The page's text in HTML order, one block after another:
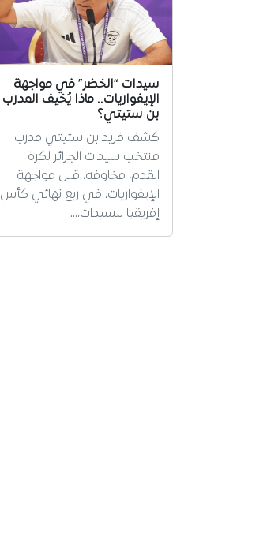
سيدات “الخضر” في مواجهة
الإيفواريات.. ماذا يُخيف المدرب
بن ستيتي؟
كشف فريد بن ستيتي مدرب
منتخب سيدات الجزائر لكرة
القدم، مخاوفه، قبل مواجهة
الإيفواريات، في ربع نهائي كأس
إفريقيا للسيدات،…